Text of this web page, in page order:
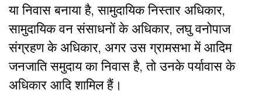
या निवास बनाया है, सामुदायिक निस्तार अधिकार,
सामुदायिक वन संसाधनों के अधिकार, लघु वनोपाज
संग्रहण के अधिकार, अगर उस ग्रामसभा में आदिम
जनजाति समुदाय का निवास है, तो उनके पर्यावास के
अधिकार आदि शामिल हैं।